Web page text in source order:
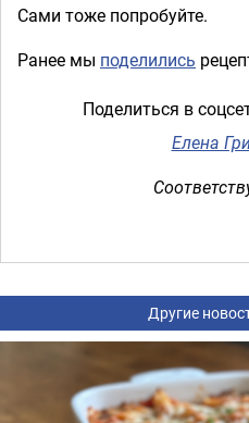
Сами тоже попробуйте.
Ранее мы поделились
Поделиться в
Елена
Другие